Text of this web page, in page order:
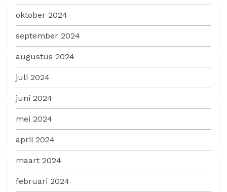
oktober 2024
september 2024
augustus 2024
juli 2024
juni 2024
mei 2024
april 2024
maart 2024
februari 2024